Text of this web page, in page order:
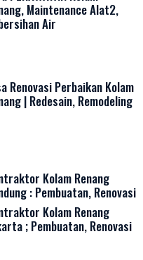
Maintenance Alat2,
Air
Renovasi Perbaikan Kolam
| Redesain, Remodeling
Kolam Renang
: Pembuatan, Renovasi
Kolam Renang
; Pembuatan, Renovasi